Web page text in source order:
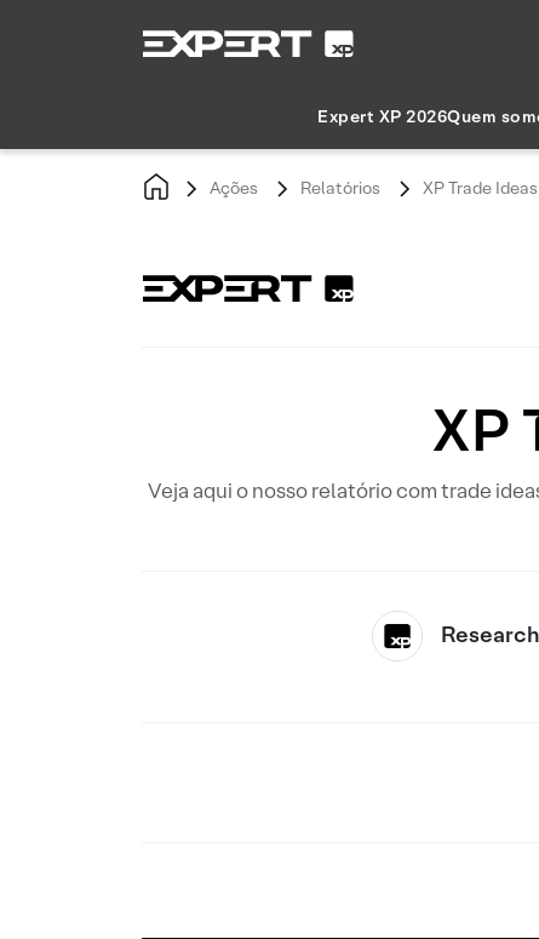
Expert XP 2026Quem
Ações Relatórios XP Trade
XP
Veja aqui o nosso relatório com trade